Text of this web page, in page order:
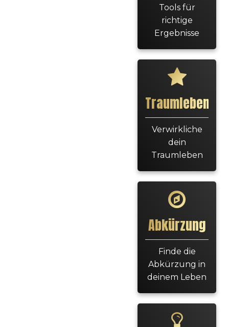
Tools für
richtige
Ergebnisse
Traumleben
Verwirkliche
dein
Traumleben
Abkürzung
Finde die
Abkürzung in
deinem Leben